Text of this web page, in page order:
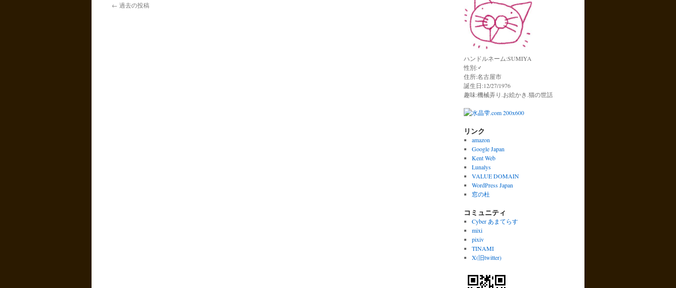
← 過去の投稿
ハンドルネーム:SUMIYA
性別:♂
住所:名古屋市
誕生日:12/27/1976
趣味:機械弄り.お絵かき.猫の世話
リンク
amazon
Google Japan
Kent Web
Lunalys
VALUE DOMAIN
WordPress Japan
窓の杜
コミュニティ
Cyber あまてらす
mixi
pixiv
TINAMI
X(旧twitter)